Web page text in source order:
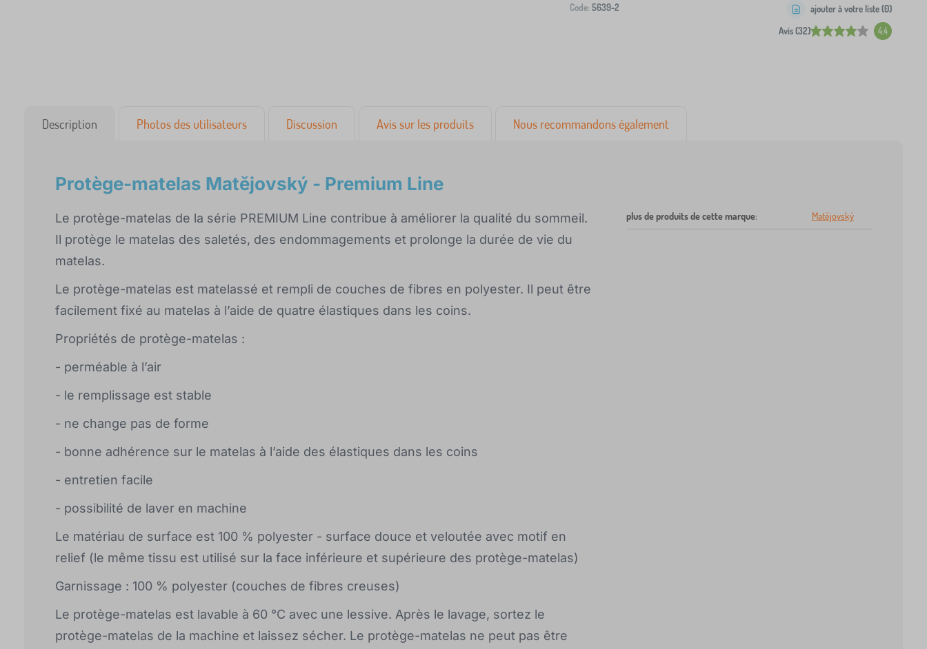
Code: 5639-2
Avis (32) 4.4
ajouter à votre liste (0)
Description Photos des utilisateurs Discussion Avis sur les produits Nous recommandons également
Protège-matelas Matějovský - Premium Line
Le protège-matelas de la série PREMIUM Line contribue à améliorer la qualité du sommeil.
Il protège le matelas des saletés, des endommagements et prolonge la durée de vie du
matelas.
Le protège-matelas est matelassé et rempli de couches de fibres en polyester. Il peut être
facilement fixé au matelas à l’aide de quatre élastiques dans les coins.
Propriétés de protège-matelas :
- perméable à l’air
- le remplissage est stable
- ne change pas de forme
- bonne adhérence sur le matelas à l’aide des élastiques dans les coins
- entretien facile
- possibilité de laver en machine
Le matériau de surface est 100 % polyester - surface douce et veloutée avec motif en
relief (le même tissu est utilisé sur la face inférieure et supérieure des protège-matelas)
Garnissage : 100 % polyester (couches de fibres creuses)
Le protège-matelas est lavable à 60 °C avec une lessive. Après le lavage, sortez le
protège-matelas de la machine et laissez sécher. Le protège-matelas ne peut pas être
plus de produits de cette marque: Matějovský